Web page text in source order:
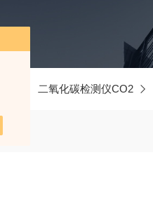
二氧化碳检测仪CO2